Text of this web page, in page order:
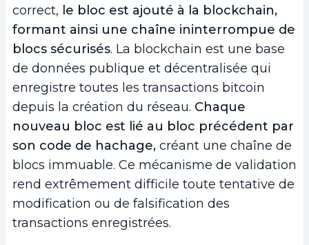
correct, le bloc est ajouté à la blockchain,
formant ainsi une chaîne ininterrompue de
blocs sécurisés. La blockchain est une base
de données publique et décentralisée qui
enregistre toutes les transactions bitcoin
depuis la création du réseau. Chaque
nouveau bloc est lié au bloc précédent par
son code de hachage, créant une chaîne de
blocs immuable. Ce mécanisme de validation
rend extrêmement difficile toute tentative de
modification ou de falsification des
transactions enregistrées.